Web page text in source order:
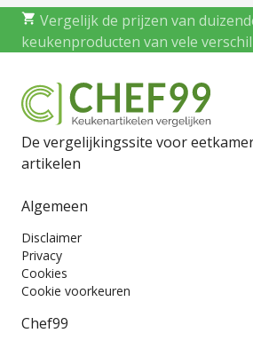
Vergelijk de prijzen van
keukenproducten van vele
De vergelijkingssite voor
artikelen
Algemeen
Disclaimer
Privacy
Cookies
Cookie voorkeuren
Chef99